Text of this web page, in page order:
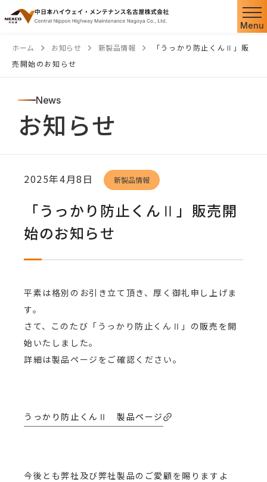
文
Menu
ホーム お知らせ 新製品情報
「うっかり防止くんⅡ」販
売開始のお知らせ
News
お知らせ
2025年4月8日 新製品情報
「うっかり防止くんⅡ」販売開
始のお知らせ
平素は格別のお引き立て頂き、厚く御礼申し上げま
す。
さて、このたび「うっかり防止くんⅡ」の販売を開
始いたしました。
詳細は製品ページをご確認ください。
うっかり防止くんⅡ 製品ページ
今後とも弊社及び弊社製品のご愛顧を賜りますよ